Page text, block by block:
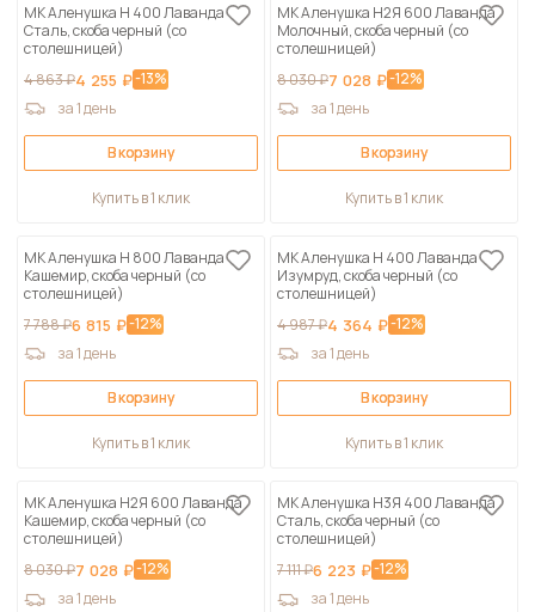
МК Аленушка Н 400 Лаванда
Сталь, скоба черный (со
столешницей)
4 863 ₽4 255 ₽-13%
за 1 день
В корзину
Купить в 1 клик
МК Аленушка Н2Я 600 Лаванда
Молочный, скоба черный (со
столешницей)
8 030 ₽7 028 ₽-12%
за 1 день
В корзину
Купить в 1 клик
МК Аленушка Н 800 Лаванда
Кашемир, скоба черный (со
столешницей)
7 788 ₽6 815 ₽-12%
за 1 день
В корзину
Купить в 1 клик
МК Аленушка Н 400 Лаванда
Изумруд, скоба черный (со
столешницей)
4 987 ₽4 364 ₽-12%
за 1 день
В корзину
Купить в 1 клик
МК Аленушка Н2Я 600 Лаванда
Кашемир, скоба черный (со
столешницей)
8 030 ₽7 028 ₽-12%
за 1 день
МК Аленушка Н3Я 400 Лаванда
Сталь, скоба черный (со
столешницей)
7 111 ₽6 223 ₽-12%
за 1 день